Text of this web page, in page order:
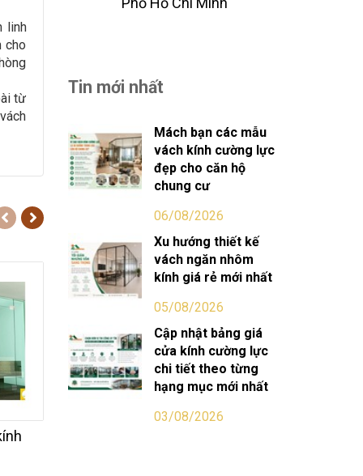
linh
cho
từ
Tin mới nhất
Mách bạn các mẫu
vách kính cường lực
đẹp cho căn hộ
chung cư
06/08/2026
Xu hướng thiết kế
vách ngăn nhôm
kính giá rẻ mới nhất
05/08/2026
Cập nhật bảng giá
cửa kính cường lực
chi tiết theo từng
hạng mục mới nhất
03/08/2026